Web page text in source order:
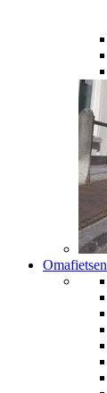
Omafietsen